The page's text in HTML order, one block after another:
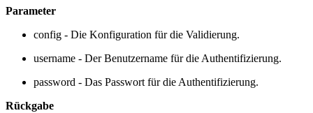
Parameter
config - Die Konfiguration für die Validierung.
username - Der Benutzername für die Authentifizierung.
password - Das Passwort für die Authentifizierung.
Rückgabe